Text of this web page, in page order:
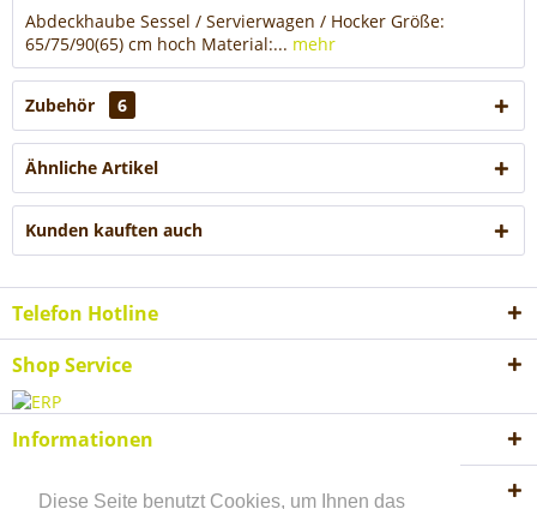
Diese Seite benutzt Cookies, um Ihnen das
Abdeckhaube Sessel / Servierwagen / Hocker Größe:
65/75/90(65) cm hoch Material:... mehr
Zubehör 6
Ähnliche Artikel
Kunden kauften auch
Telefon Hotline
Shop Service
Informationen
Akzeptierte Zahlungsweisen